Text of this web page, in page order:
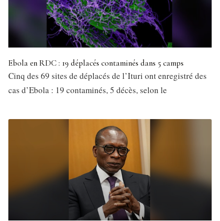
Ebola en RDC : 19 déplacés contaminés dans 5 camps
Cinq des 69 sites de déplacés de l’Ituri ont enregistré des
cas d’Ebola : 19 contaminés, 5 décès, selon le